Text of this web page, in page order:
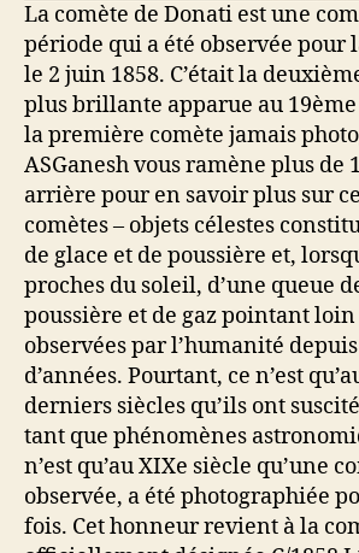
La comète de Donati est une
période qui a été observée pour
le 2 juin 1858. C’était la
plus brillante apparue au
la première comète jamais
ASGanesh vous ramène plus de
arrière pour en savoir plus sur
comètes – objets célestes
de glace et de poussière et,
proches du soleil, d’une queue
poussière et de gaz pointant
observées par l’humanité
d’années. Pourtant, ce n’est
derniers siècles qu’ils ont
tant que phénomènes
n’est qu’au XIXe siècle qu’une
observée, a été photographiée
fois. Cet honneur revient à la